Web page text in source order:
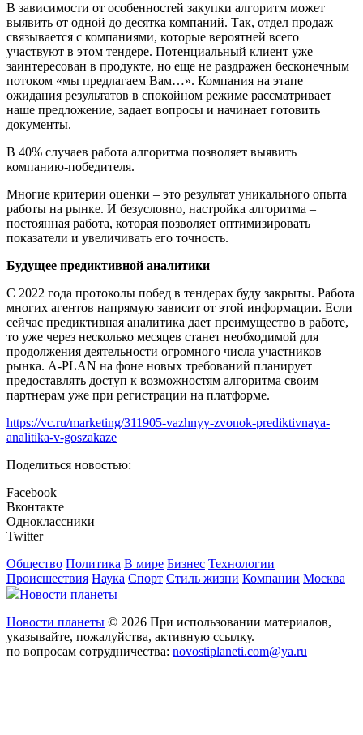
В зависимости от особенностей закупки алгоритм может
выявить от одной до десятка компаний. Так, отдел продаж
связывается с компаниями, которые вероятней всего
участвуют в этом тендере. Потенциальный клиент уже
заинтересован в продукте, но еще не раздражен бесконечным
потоком «мы предлагаем Вам…». Компания на этапе
ожидания результатов в спокойном режиме рассматривает
наше предложение, задает вопросы и начинает готовить
документы.
В 40% случаев работа алгоритма позволяет выявить
компанию-победителя.
Многие критерии оценки – это результат уникального опыта
работы на рынке. И безусловно, настройка алгоритма –
постоянная работа, которая позволяет оптимизировать
показатели и увеличивать его точность.
Будущее предиктивной аналитики
С 2022 года протоколы побед в тендерах буду закрыты. Работа
многих агентов напрямую зависит от этой информации. Если
сейчас предиктивная аналитика дает преимущество в работе,
то уже через несколько месяцев станет необходимой для
продолжения деятельности огромного числа участников
рынка. A-PLAN на фоне новых требований планирует
предоставлять доступ к возможностям алгоритма своим
партнерам уже при регистрации на платформе.
https://vc.ru/marketing/311905-vazhnyy-zvonok-prediktivnaya-
analitika-v-goszakaze
Поделиться новостью:
Facebook
Вконтакте
Одноклассники
Twitter
Общество Политика В мире Бизнес Технологии
Происшествия Наука Спорт Стиль жизни Компании Москва
Новости планеты
Новости планеты © 2026 При использовании материалов,
указывайте, пожалуйства, активную ссылку.
по вопросам сотрудничества: novostiplaneti.com@ya.ru